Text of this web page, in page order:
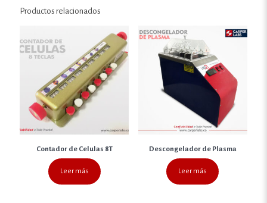
Productos relacionados
Contador de Celulas 8T
Leer más
Descongelador de Plasma
Leer más